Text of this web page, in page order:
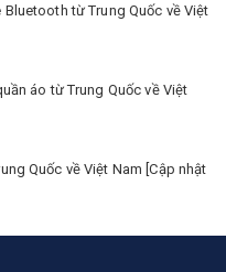
từ Trung Quốc về Việt
áo từ Trung Quốc về Việt
Quốc về Việt Nam [Cập nhật